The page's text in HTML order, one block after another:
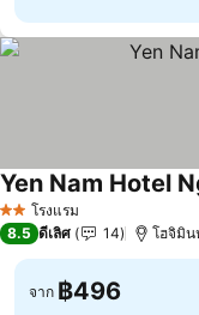
2 ดาวโรงแรม
Yen Nam Hotel
8.5 ดีเลิศ 14 โฮจิมิน
จาก ฿496